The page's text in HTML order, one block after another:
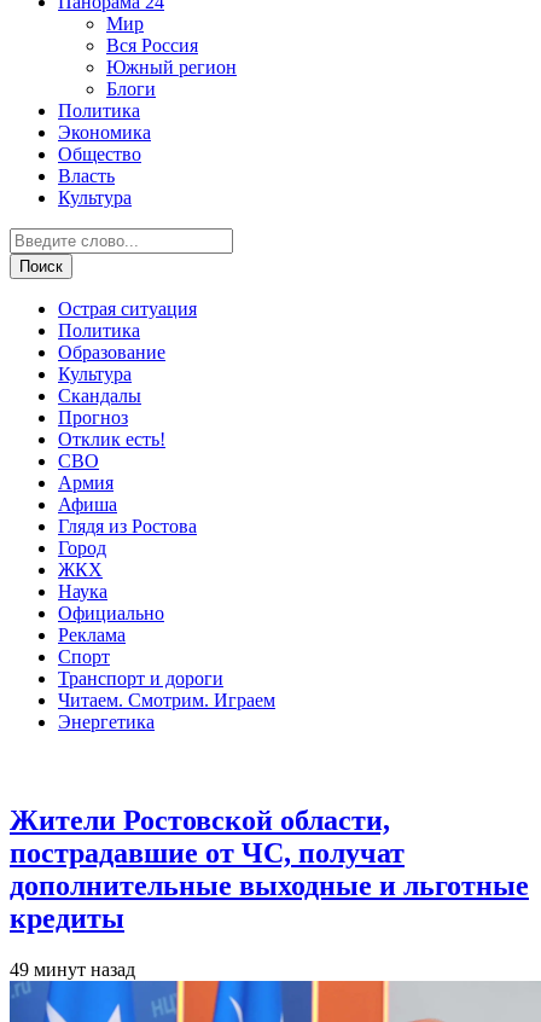
Мир
Вся Россия
Южный регион
Блоги
Политика
Экономика
Общество
Власть
Культура
Острая ситуация
Политика
Образование
Культура
Скандалы
Прогноз
Отклик есть!
СВО
Армия
Афиша
Глядя из Ростова
Город
ЖКХ
Наука
Официально
Реклама
Спорт
Транспорт и дороги
Читаем. Смотрим. Играем
Энергетика
Жители Ростовской области,
пострадавшие от ЧС, получат
дополнительные выходные и льготные
кредиты
49 минут назад